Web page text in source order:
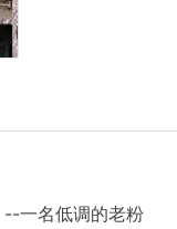
--一名低调的老粉